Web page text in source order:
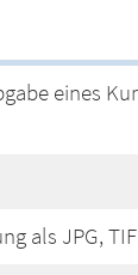
eines
als JPG,